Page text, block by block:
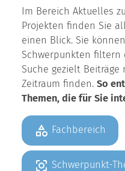
Im Bereich Aktuelles
Projekten finden Sie
einen Blick. Sie
Schwerpunkten
Suche gezielt
Zeitraum finden. So
Themen, die für Sie
Fachbereich
Schwerpunkt-